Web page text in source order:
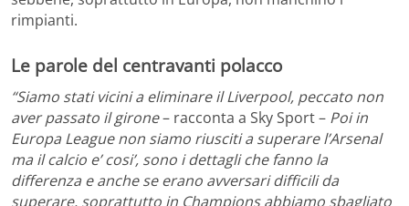
rimpianti.
Le parole del centravanti polacco
“Siamo stati vicini a eliminare il Liverpool, peccato non
aver passato il girone– racconta a Sky Sport – Poi in
Europa League non siamo riusciti a superare l’Arsenal
ma il calcio e’ cosi’, sono i dettagli che fanno la
differenza e anche se erano avversari difficili da
superare, soprattutto in Champions abbiamo sbagliato